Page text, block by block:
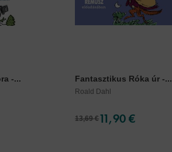
-... Fantasztikus Róka úr -...
Roald Dahl
13,69 €11,90 €